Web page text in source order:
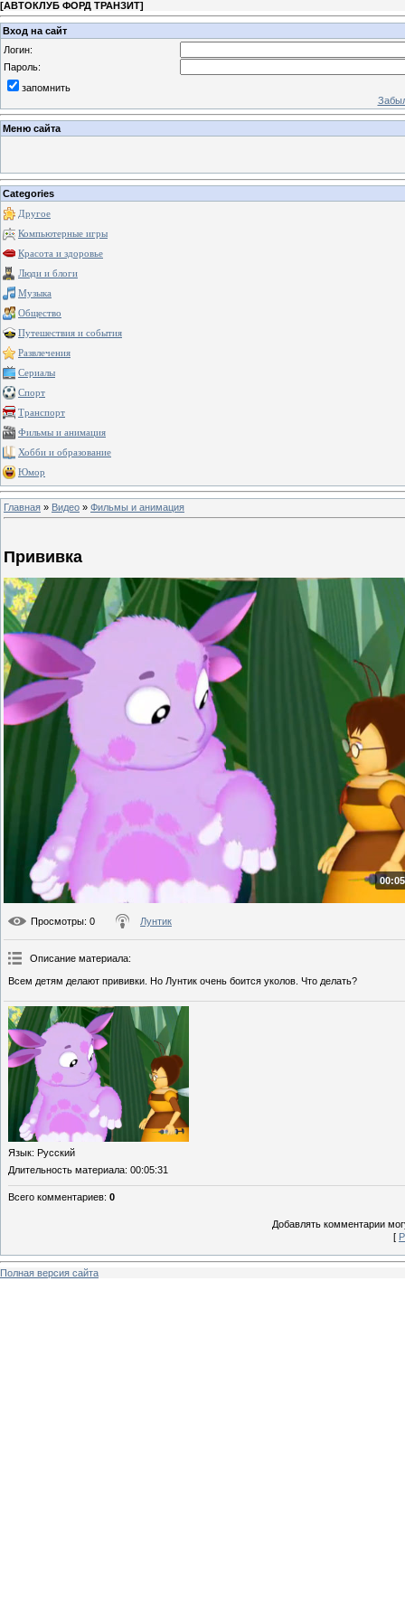
[АВТОКЛУБ ФОРД ТРАНЗИТ]
Вход на сайт
Логин:
Пароль:
запомнить
Меню сайта
Categories
Другое
Компьютерные игры
Красота и здоровье
Люди и блоги
Музыка
Общество
Путешествия и события
Развлечения
Сериалы
Спорт
Транспорт
Фильмы и анимация
Хобби и образование
Юмор
Главная » Видео » Фильмы и анимация
Прививка
Просмотры: 0 Лунтик
Описание материала:
Всем детям делают прививки. Но Лунтик очень боится уколов. Что делать?
Язык: Русский
Длительность материала: 00:05:31
Всего комментариев: 0
Добавлять комментарии
[
Полная версия сайта